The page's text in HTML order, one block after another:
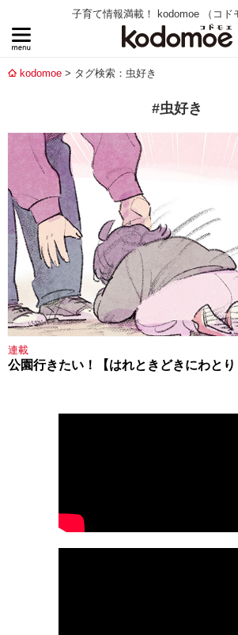
子育て情報満載！ kodomoe （コド
kodomoe タグ検索：虫好き
#虫好き
連載
公園行きたい！【はれときどきにわとり